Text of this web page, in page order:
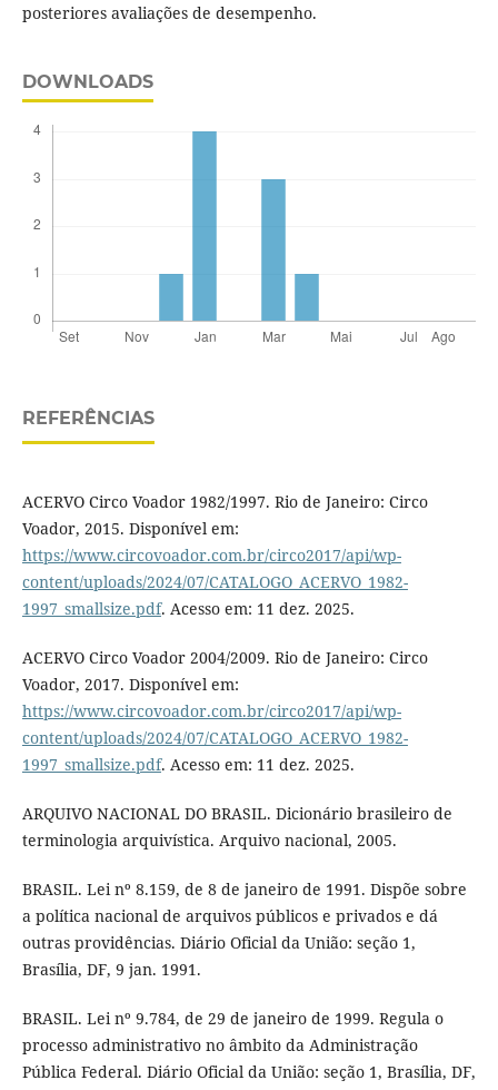
posteriores avaliações de desempenho.
DOWNLOADS
REFERÊNCIAS
ACERVO Circo Voador 1982/1997. Rio de Janeiro: Circo
Voador, 2015. Disponível em:
https://www.circovoador.com.br/circo2017/api/wp-
content/uploads/2024/07/CATALOGO_ACERVO_1982-
1997_smallsize.pdf. Acesso em: 11 dez. 2025.
ACERVO Circo Voador 2004/2009. Rio de Janeiro: Circo
Voador, 2017. Disponível em:
https://www.circovoador.com.br/circo2017/api/wp-
content/uploads/2024/07/CATALOGO_ACERVO_1982-
1997_smallsize.pdf. Acesso em: 11 dez. 2025.
ARQUIVO NACIONAL DO BRASIL. Dicionário brasileiro de
terminologia arquivística. Arquivo nacional, 2005.
BRASIL. Lei nº 8.159, de 8 de janeiro de 1991. Dispõe sobre
a política nacional de arquivos públicos e privados e dá
outras providências. Diário Oficial da União: seção 1,
Brasília, DF, 9 jan. 1991.
BRASIL. Lei nº 9.784, de 29 de janeiro de 1999. Regula o
processo administrativo no âmbito da Administração
Pública Federal. Diário Oficial da União: seção 1, Brasília, DF,